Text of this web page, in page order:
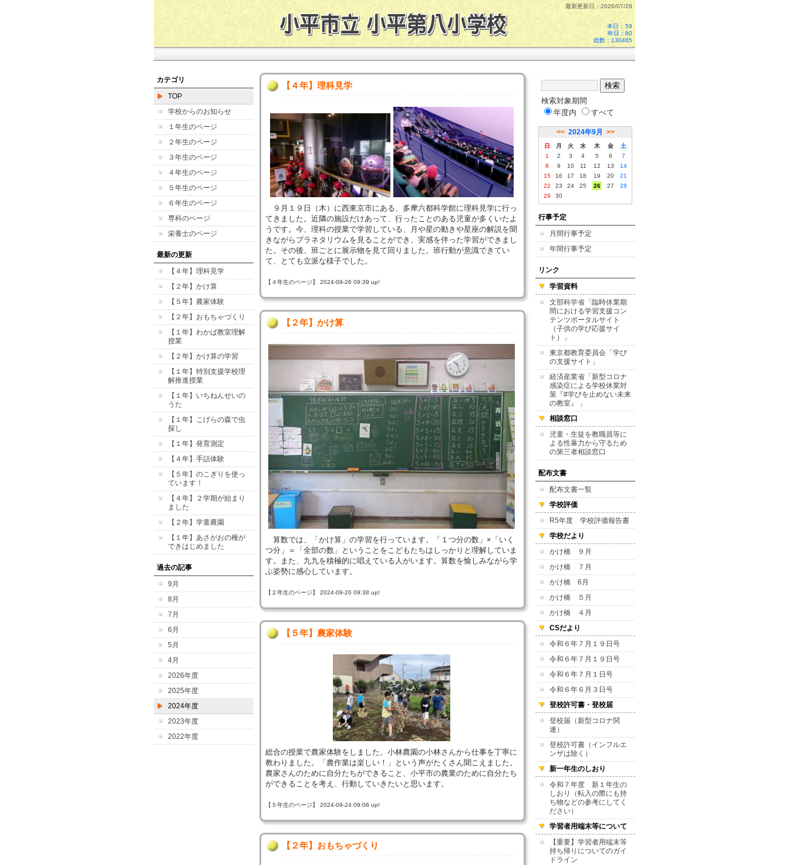
最新更新日：2026/07/28
本日： 59
昨日：80
総数：130465
カテゴリ
TOP
学校からのお知らせ
１年生のページ
２年生のページ
３年生のページ
４年生のページ
５年生のページ
６年生のページ
専科のページ
栄養士のページ
最新の更新
【４年】理科見学
【２年】かけ算
【５年】農家体験
【２年】おもちゃづくり
【１年】わかば教室理解
授業
【２年】かけ算の学習
【１年】特別支援学校理
解推進授業
【１年】いちねんせいの
うた
【１年】こげらの森で虫
探し
【１年】発育測定
【４年】手話体験
【５年】のこぎりを使っ
ています！
【４年】２学期が始まり
ました
【２年】学童農園
【１年】あさがおの種が
できはじめました
過去の記事
9月
8月
7月
6月
5月
4月
2026年度
2025年度
2024年度
2023年度
2022年度
【４年】理科見学
９月１９日（木）に西東京市にある、多摩六都科学館に理科見学に行っ
てきました。近隣の施設だけあって、行ったことのある児童が多くいたよ
うです。今、理科の授業で学習している、月や星の動きや星座の解説を聞
きながらプラネタリウムを見ることができ、実感を伴った学習ができまし
た。その後、班ごとに展示物を見て回りました。班行動が意識できてい
て、とても立派な様子でした。
【４年生のページ】 2024-09-26 09:39 up!
【２年】かけ算
算数では、「かけ算」の学習を行っています。「１つ分の数」×「いく
つ分」＝「全部の数」ということをこどもたちはしっかりと理解していま
す。また、九九を積極的に唱えている人がいます。算数を愉しみながら学
ぶ姿勢に感心しています。
【２年生のページ】 2024-09-26 09:38 up!
【５年】農家体験
総合の授業で農家体験をしました。小林農園の小林さんから仕事を丁寧に
教わりました。「農作業は楽しい！」という声がたくさん聞こえました。
農家さんのために自分たちができること、小平市の農業のために自分たち
ができることを考え、行動していきたいと思います。
【５年生のページ】 2024-09-24 09:06 up!
【２年】おもちゃづくり
検索対象期間
年度内
すべて
<< 2024年9月 >>
日 月 火 水 木 金
土
1
2 3 4 5 6
7
8
9 10 11 12 13
14
15
16 17 18 19 20
21
22
23 24 25 26 27
28
29
30
行事予定
月間行事予定
年間行事予定
リンク
学習資料
文部科学省「臨時休業期
間における学習支援コン
テンツポータルサイト
（子供の学び応援サイ
ト）」
東京都教育委員会「学び
の支援サイト」
経済産業省「新型コロナ
感染症による学校休業対
策『#学びを止めない未来
の教室』 」
相談窓口
児童・生徒を教職員等に
よる性暴力から守るため
の第三者相談窓口
配布文書
配布文書一覧
学校評価
R5年度 学校評価報告書
学校だより
かけ橋 ９月
かけ橋 ７月
かけ橋 6月
かけ橋 ５月
かけ橋 ４月
CSだより
令和６年７月１９日号
令和６年７月１９日号
令和６年７月１日号
令和６年６月３日号
登校許可書・登校届
登校届（新型コロナ関
連）
登校許可書（インフルエ
ンザは除く）
新一年生のしおり
令和７年度 新１年生の
しおり（転入の際にも持
ち物などの参考にしてく
ださい）
学習者用端末等について
【重要】学習者用端末等
持ち帰りについてのガイ
ドライン